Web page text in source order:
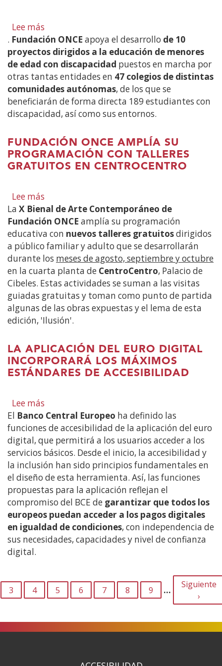
Lee más
Fundación
ONCE
financia
10
proyectos
de
apoyo
la
educación
de
en
47
centros
educativos
. Fundación ONCE apoya el desarrollo de 10
proyectos dirigidos a la educación de menores
de edad con discapacidad puestos en marcha por
otras tantas entidades en 47 colegios de distintas
comunidades autónomas, de los que se
beneficiarán de forma directa 189 estudiantes con
discapacidad, así como sus entornos.
FUNDACIÓN ONCE AMPLÍA SU
PROGRAMACIÓN CON TALLERES
GRATUITOS EN CENTROCENTRO
Lee más
Fundación
ONCE
amplía
su
programación
con
talleres
gratuitos
en
CentroCentro
La X Bienal de Arte Contemporáneo de
Fundación ONCE amplía su programación
educativa con nuevos talleres gratuitosdirigidos
a público familiar y adulto que se desarrollarán
durante los meses de agosto, septiembre y octubre
en la cuarta planta de CentroCentro, Palacio de
Cibeles. Estas actividades se suman a las visitas
guiadas gratuitas y toman como punto de partida
algunas de las obras expuestas y el lema de esta
edición, 'Ilusión'.
LA APLICACIÓN DEL EURO DIGITAL
INCORPORARÁ LOS MÁXIMOS
ESTÁNDARES DE ACCESIBILIDAD
Lee más
La
aplicación
del
euro
digital
incorporará
los
máximos
estándares
de
accesibilidad
El Banco Central Europeo ha definido las
funciones de accesibilidad de la aplicación del euro
digital, que permitirá a los usuarios acceder a los
servicios básicos. Desde el inicio, la accesibilidad y
la inclusión han sido principios fundamentales en
el diseño de esta herramienta. Así, las funciones
propuestas para la aplicación reflejan el
compromiso del BCE de garantizar que todos los
europeos puedan acceder a los pagos digitales
en igualdad de condiciones, con independencia de
sus necesidades, capacidades y nivel de confianza
digital.
PAGINACIÓN
3 4 5 6 7 8 9 …
Siguiente
página
Siguiente
›